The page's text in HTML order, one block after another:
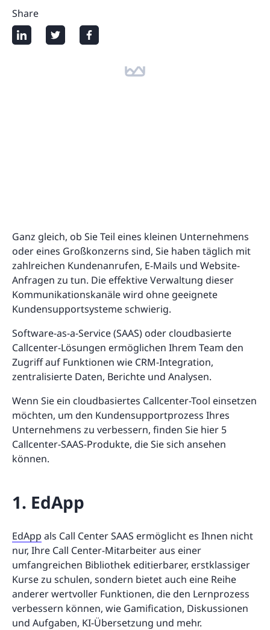
Share
Ganz gleich, ob Sie Teil eines kleinen Unternehmens
oder eines Großkonzerns sind, Sie haben täglich mit
zahlreichen Kundenanrufen, E-Mails und Website-
Anfragen zu tun. Die effektive Verwaltung dieser
Kommunikationskanäle wird ohne geeignete
Kundensupportsysteme schwierig.
Software-as-a-Service (SAAS) oder cloudbasierte
Callcenter-Lösungen ermöglichen Ihrem Team den
Zugriff auf Funktionen wie CRM-Integration,
zentralisierte Daten, Berichte und Analysen.
Wenn Sie ein cloudbasiertes Callcenter-Tool einsetzen
möchten, um den Kundensupportprozess Ihres
Unternehmens zu verbessern, finden Sie hier 5
Callcenter-SAAS-Produkte, die Sie sich ansehen
können.
1. EdApp
EdApp als Call Center SAAS ermöglicht es Ihnen nicht
nur, Ihre Call Center-Mitarbeiter aus einer
umfangreichen Bibliothek editierbarer, erstklassiger
Kurse zu schulen, sondern bietet auch eine Reihe
anderer wertvoller Funktionen, die den Lernprozess
verbessern können, wie Gamification, Diskussionen
und Aufgaben, KI-Übersetzung und mehr.